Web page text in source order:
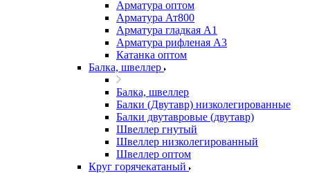
Арматура оптом
Арматура Ат800
Арматура гладкая А1
Арматура рифленая А3
Катанка оптом
Балка, швеллер
Балка, швеллер
Балки (Двутавр) низколегированные
Балки двутавровые (двутавр)
Швеллер гнутый
Швеллер низколегированный
Швеллер оптом
Круг горячекатаный